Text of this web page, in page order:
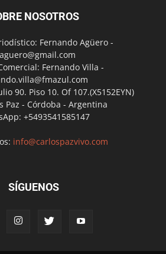
NOSOTROS
Fernando Agüero -
Fernando Villa -
90. Piso 10. Of 107.(X5152EYN)
Paz - Córdoba - Argentina
+5493541585147
info@carlospazvivo.com
SÍGUENOS